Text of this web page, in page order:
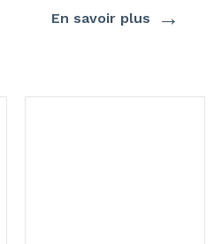
En savoir plus →